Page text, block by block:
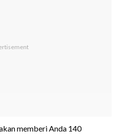
memberi Anda 140